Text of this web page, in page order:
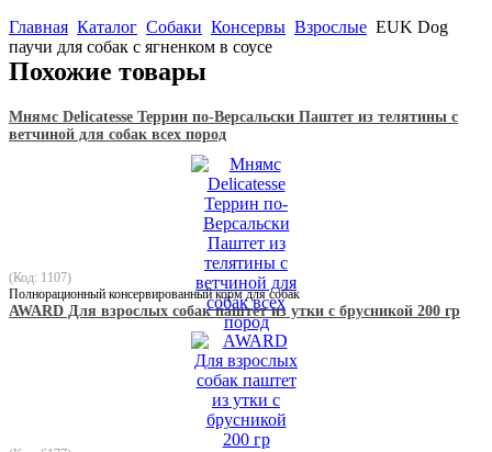
Главная Каталог Собаки Консервы Взрослые EUK Dog
паучи для собак с ягненком в соусе
Похожие товары
Мнямс Delicatesse Террин по-Версальски Паштет из телятины с
ветчиной для собак всех пород
(Код: 1107)
Полнорационный консервированный корм для собак
AWARD Для взрослых собак паштет из утки с брусникой 200 гр